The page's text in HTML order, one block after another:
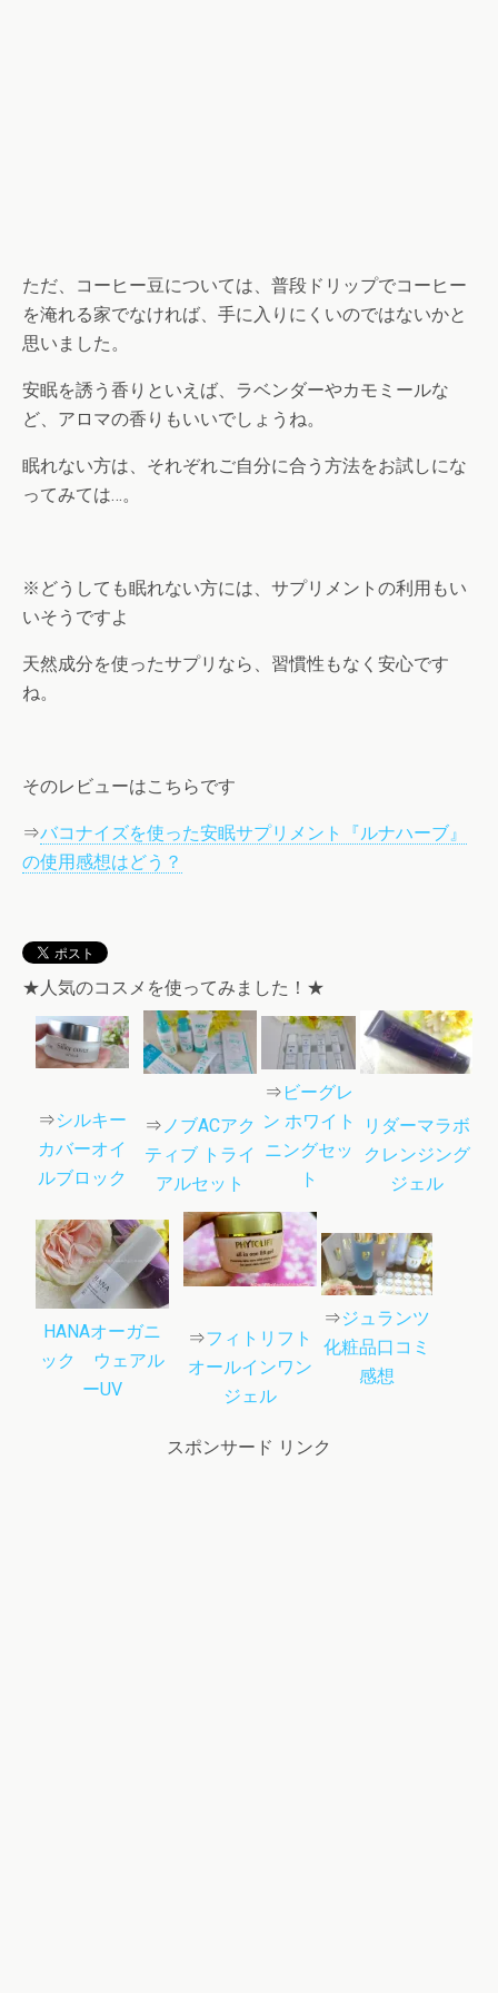
ただ、コーヒー豆については、普段ドリップでコーヒー
を淹れる家でなければ、手に入りにくいのではないかと
思いました。
安眠を誘う香りといえば、ラベンダーやカモミールな
ど、アロマの香りもいいでしょうね。
眠れない方は、それぞれご自分に合う方法をお試しにな
ってみては…。
※どうしても眠れない方には、サプリメントの利用もい
いそうですよ
天然成分を使ったサプリなら、習慣性もなく安心です
ね。
そのレビューはこちらです
⇒バコナイズを使った安眠サプリメント『ルナハーブ』
の使用感想はどう？
★人気のコスメを使ってみました！★
⇒シルキー
カバーオイ
ルブロック
⇒ ノブACアク
ティブ トライ
アルセット
⇒ ビーグレ
ン ホワイト
ニングセッ
ト
リダーマラボ
クレンジング
ジェル
HANAオーガニ
ック ウェアル
ーUV
⇒フィトリフト
オールインワン
ジェル
⇒ジュランツ
化粧品口コミ
感想
スポンサード リンク